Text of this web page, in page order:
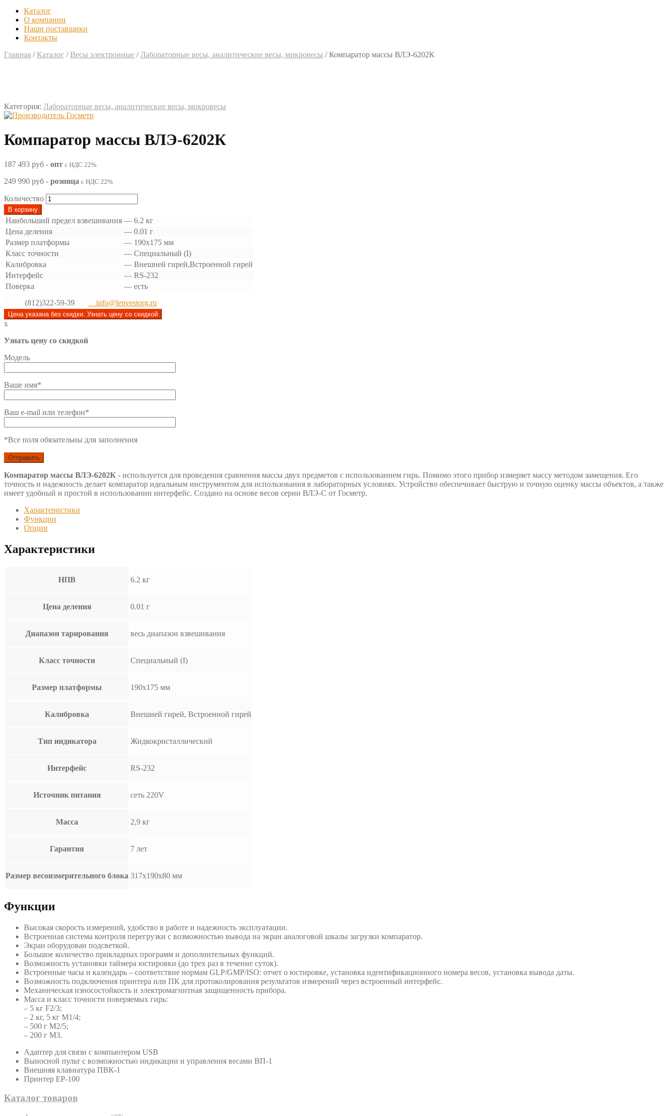
Каталог
О компании
Наши поставщики
Контакты
Главная / Каталог / Весы электронные /Лабораторные весы, аналитические весы, микровесы /Компаратор массы ВЛЭ-6202К
Категория: Лабораторные весы, аналитические весы, микровесы
Компаратор массы ВЛЭ-6202К
187 493 руб - опт с НДС 22%
249 990 руб - розница с НДС 22%
Количество
В корзину
Наибольший предел взвешивания — 6.2 кг
Цена деления
— 0.01 г
Размер платформы
— 190х175 мм
Класс точности
— Специальный (I)
Калибровка
— Внешней гирей,Встроенной гирей
Интерфейс
— RS-232
Поверка
— есть
(812)322-59-39
info@lenvestorg.ru
Цена указана без скидки. Узнать цену со скидкой
x
Узнать цену со скидкой
Модель
Ваше имя*
Ваш e-mail или телефон*
*Все поля обязательны для заполнения
Компаратор массы ВЛЭ-6202К - используется для проведения сравнения массы двух предметов с использованием гирь. Помимо этого прибор измеряет массу методом замещения. Его
точность и надежность делает компаратор идеальным инструментом для использования в лабораторных условиях. Устройство обеспечивает быструю и точную оценку массы объектов, а также
имеет удобный и простой в использовании интерфейс. Создано на основе весов серии ВЛЭ-С от Госметр.
Характеристики
Функции
Опции
Характеристики
НПВ 6.2 кг
Цена деления 0.01 г
Диапазон тарирования весь диапазон взвешивания
Класс точности Специальный (I)
Размер платформы 190х175 мм
Калибровка Внешней гирей, Встроенной гирей
Тип индикатора Жидкокристаллический
Интерфейс RS-232
Источник питания сеть 220V
Масса 2,9 кг
Гарантия 7 лет
Размер весоизмерительного блока 317х190х80 мм
Функции
Высокая скорость измерений, удобство в работе и надежность эксплуатации.
Встроенная система контроля перегрузки с возможностью вывода на экран аналоговой шкалы загрузки компаратор.
Экран оборудован подсветкой.
Большое количество прикладных программ и дополнительных функций.
Возможность установки таймера юстировки (до трех раз в течение суток).
Встроенные часы и календарь – соответствие нормам GLP/GMP/ISO: отчет о юстировке, установка идентификационного номера весов, установка вывода даты.
Возможность подключения принтера или ПК для протоколирования результатов измерений через встроенный интерфейс.
Механическая износостойкость и электромагнитная защищенность прибора.
Масса и класс точности поверяемых гирь:
– 5 кг F2/3;
– 2 кг, 5 кг М1/4;
– 500 г М2/5;
– 200 г М3.
Адаптер для связи с компьютером USB
Выносной пульт с возможностью индикации и управления весами ВП-1
Внешняя клавиатура ПВК-1
Принтер ЕР-100
Каталог товаров